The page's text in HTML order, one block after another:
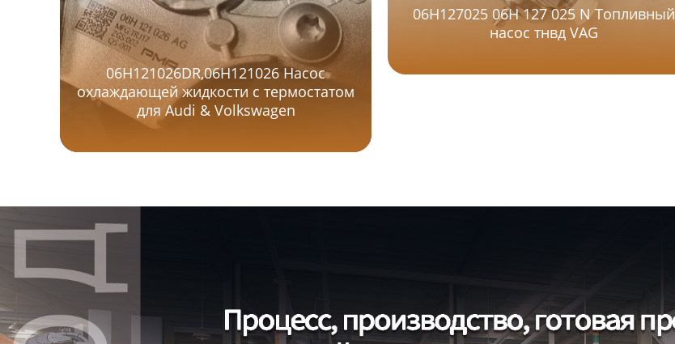
06H121026DR,06H121026 Насос
охлаждающей жидкости с термостатом
для Audi & Volkswagen
06H127025 06H 127 025 N Топливный
насос тнвд VAG